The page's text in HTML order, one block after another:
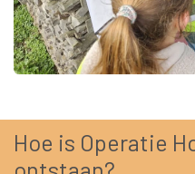
Hoe is Operatie